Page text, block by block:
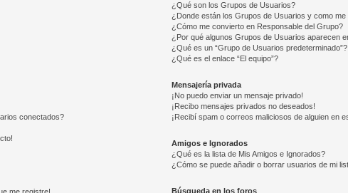
conectados?
¿Qué son los Grupos de Usuarios?
¿Donde están los Grupos de Usuarios y como me
¿Cómo me convierto en Responsable del Grupo?
¿Por qué algunos Grupos de Usuarios aparecen
¿Qué es un “Grupo de Usuarios predeterminado”?
¿Qué es el enlace “El equipo”?
Mensajería privada
¡No puedo enviar un mensaje privado!
¡Recibo mensajes privados no deseados!
¡Recibí spam o correos maliciosos de alguien en
Amigos e Ignorados
¿Qué es la lista de Mis Amigos e Ignorados?
¿Cómo se puede añadir o borrar usuarios de mi
Búsqueda en los foros